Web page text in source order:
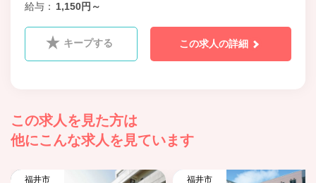
給与 1,150円～
キープする この求人の詳細
この求人を見た方は
他にこんな求人を見ています
福井市 福井市